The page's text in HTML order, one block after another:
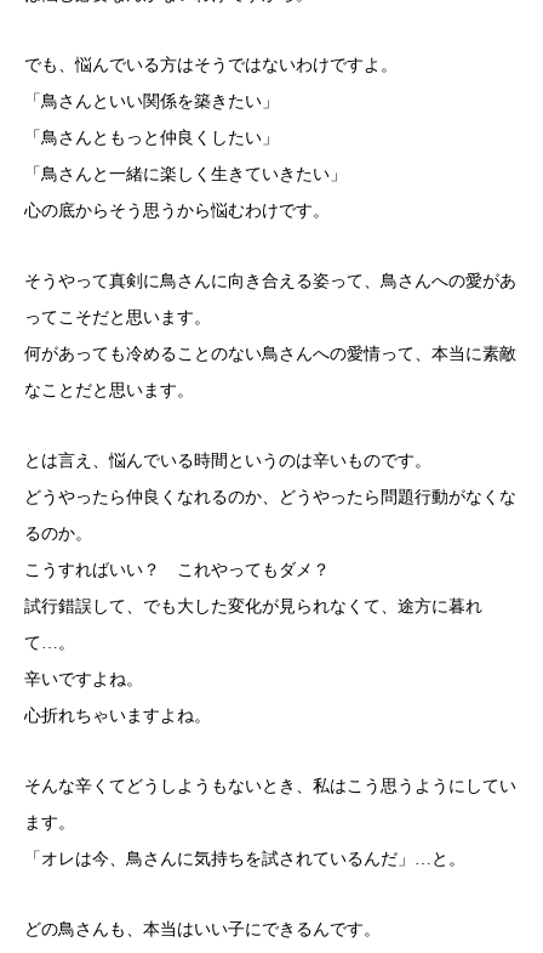
でも、悩んでいる方はそうではないわけですよ。
「鳥さんといい関係を築きたい」
「鳥さんともっと仲良くしたい」
「鳥さんと一緒に楽しく生きていきたい」
心の底からそう思うから悩むわけです。
そうやって真剣に鳥さんに向き合える姿って、鳥さんへの愛があ
ってこそだと思います。
何があっても冷めることのない鳥さんへの愛情って、本当に素敵
なことだと思います。
とは言え、悩んでいる時間というのは辛いものです。
どうやったら仲良くなれるのか、どうやったら問題行動がなくな
るのか。
こうすればいい？ これやってもダメ？
試行錯誤して、でも大した変化が見られなくて、途方に暮れ
て…。
辛いですよね。
心折れちゃいますよね。
そんな辛くてどうしようもないとき、私はこう思うようにしてい
ます。
「オレは今、鳥さんに気持ちを試されているんだ」…と。
どの鳥さんも、本当はいい子にできるんです。